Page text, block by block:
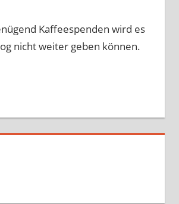
Kaffeespenden wird es
nicht weiter geben können.